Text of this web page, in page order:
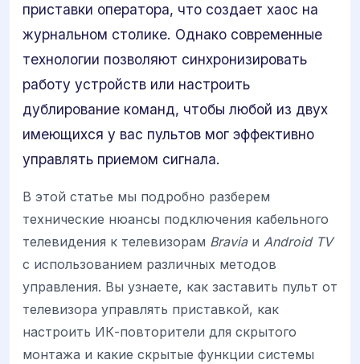
приставки оператора, что создает хаос на
журнальном столике. Однако современные
технологии позволяют синхронизировать
работу устройств или настроить
дублирование команд, чтобы любой из двух
имеющихся у вас пультов мог эффективно
управлять приемом сигнала.
В этой статье мы подробно разберем
технические нюансы подключения кабельного
телевидения к телевизорам Braviaи Android TV
с использованием различных методов
управления. Вы узнаете, как заставить пульт от
телевизора управлять приставкой, как
настроить ИК-повторители для скрытого
монтажа и какие скрытые функции системы